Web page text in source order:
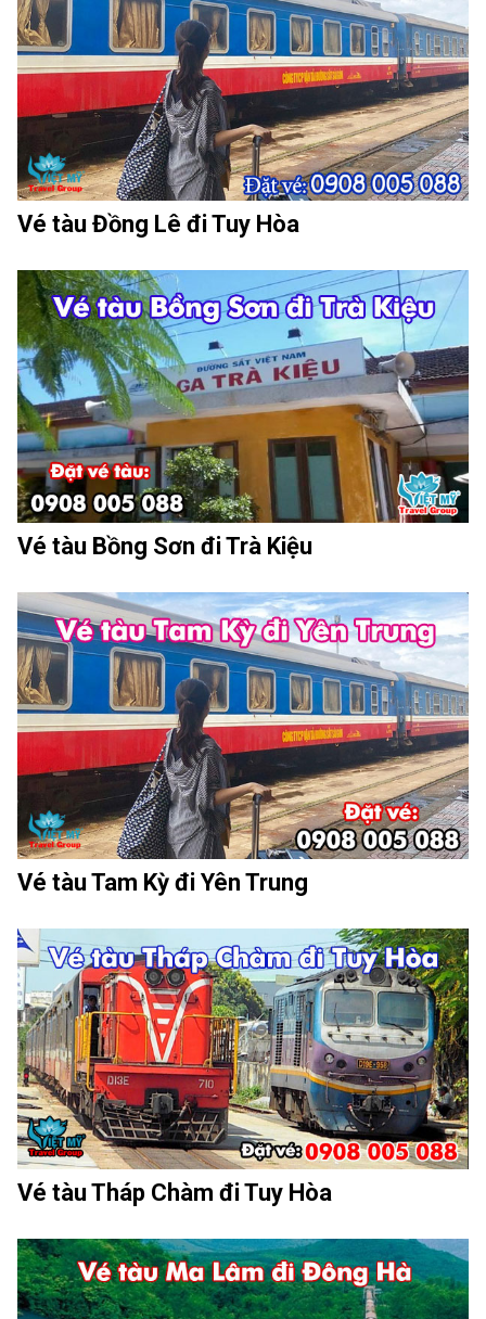
Vé tàu Đồng Lê đi Tuy Hòa
Vé tàu Bồng Sơn đi Trà Kiệu
Vé tàu Tam Kỳ đi Yên Trung
Vé tàu Tháp Chàm đi Tuy Hòa